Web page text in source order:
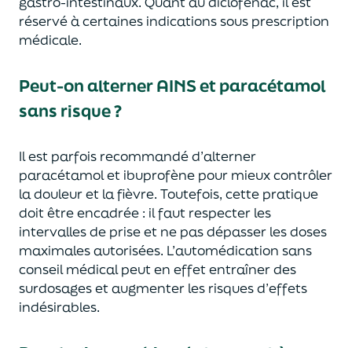
réservé à certaines indications sous prescription
médicale.
Peut-on alterner AINS et paracétamol
sans risque ?
Il est parfois recommandé d’alterner
paracétamol et ibuprofène pour mieux contrôler
la douleur et la fièvre. Toutefois, cette pratique
doit être encadrée : il faut respecter les
intervalles de prise et ne pas dépasser les doses
maximales autorisées. L’automédication sans
conseil médical peut en effet entraîner des
surdosages et augmenter les risques d’effets
indésirables.